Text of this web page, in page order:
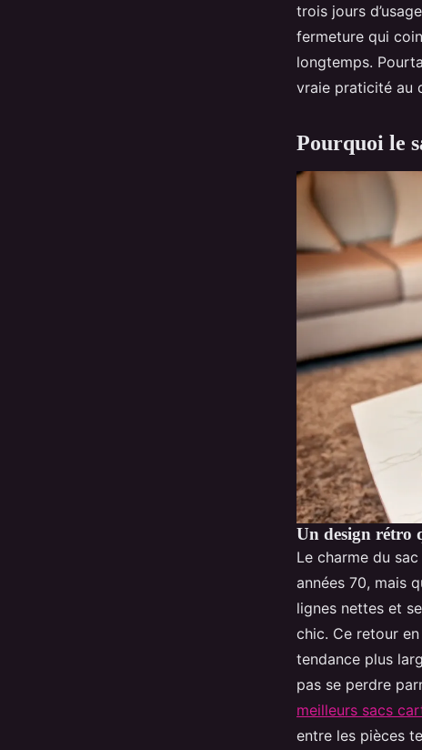
trois jours
fermeture qui
longtemps.
vraie praticité au
Pourquoi le
Un design rétro
Le charme du
années 70, mais
lignes nettes et
chic. Ce retour
tendance plus
pas se perdre
meilleurs sacs
entre les pièces